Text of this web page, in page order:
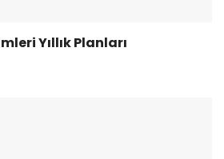
Yıllık Planları